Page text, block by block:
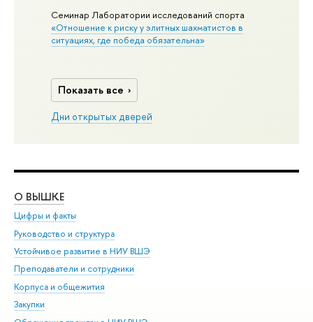
Семинар Лаборатории исследований спорта
«Отношение к риску у элитных шахматистов в
ситуациях, где победа обязательна»
Показать все
Дни открытых дверей
О ВЫШКЕ
Цифры и факты
Руководство и структура
Устойчивое развитие в НИУ ВШЭ
Преподаватели и сотрудники
Корпуса и общежития
Закупки